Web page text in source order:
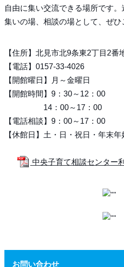
自由に集い交流できる場所です。
集いの場、相談の場として、ぜひ
【住所】北見市北9条東2丁目2番
【電話】0157-33-4026
【開館曜日】月～金曜日
【開館時間】9：30～12：00
14：00～17：00
【電話相談】9：00～17：00
【休館日】土・日・祝日・年末
中央子育て相談センタ
お問い合わせ